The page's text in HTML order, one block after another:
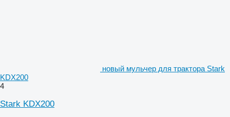
новый мульчер для трактора Stark
KDX200
4
Stark KDX200